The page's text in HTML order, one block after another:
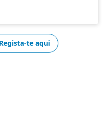
Regista-te aqui